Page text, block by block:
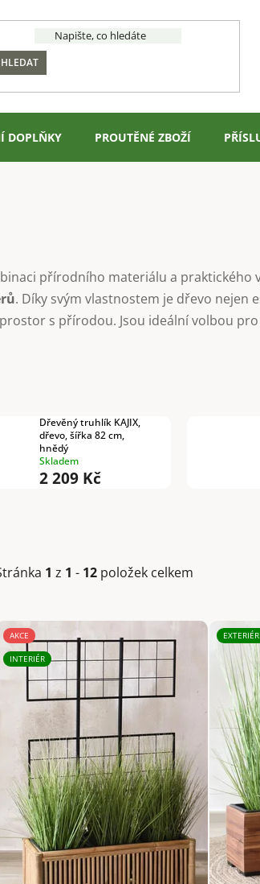
HLEDAT
DOPLŇKY PROUTĚNÉ ZBOŽÍ
přírodního materiálu a
. Díky svým vlastnostem je dřevo nejen
s přírodou. Jsou ideální volbou
Dřevěný truhlík KAJIX,
dřevo, šířka 82 cm,
hnědý
Skladem
2 209 Kč
1 z 1 - 12 položek celkem
V
ý
AKCE
INTERIÉR